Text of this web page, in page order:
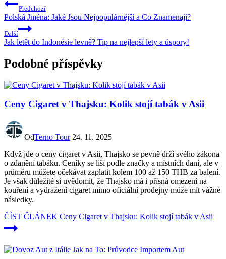
Předchozí
Polská Jména: Jaké Jsou Nejpopulárnější a Co Znamenají?
Další
Jak letět do Indonésie levně? Tip na nejlepší lety a úspory!
Podobné příspěvky
Ceny Cigaret v Thajsku: Kolik stojí tabák v Asii
OdTerno Tour 24. 11. 2025
Když jde o ceny cigaret v Asii, Thajsko se pevně drží svého zákona
o zdanění tabáku. Ceníky se liší podle značky a místních daní, ale v
průměru můžete očekávat zaplatit kolem 100 až 150 THB za balení.
Je však důležité si uvědomit, že Thajsko má i přísná omezení na
kouření a vydražení cigaret mimo oficiální prodejny může mít vážné
následky.
ČÍST ČLÁNEK Ceny Cigaret v Thajsku: Kolik stojí tabák v Asii